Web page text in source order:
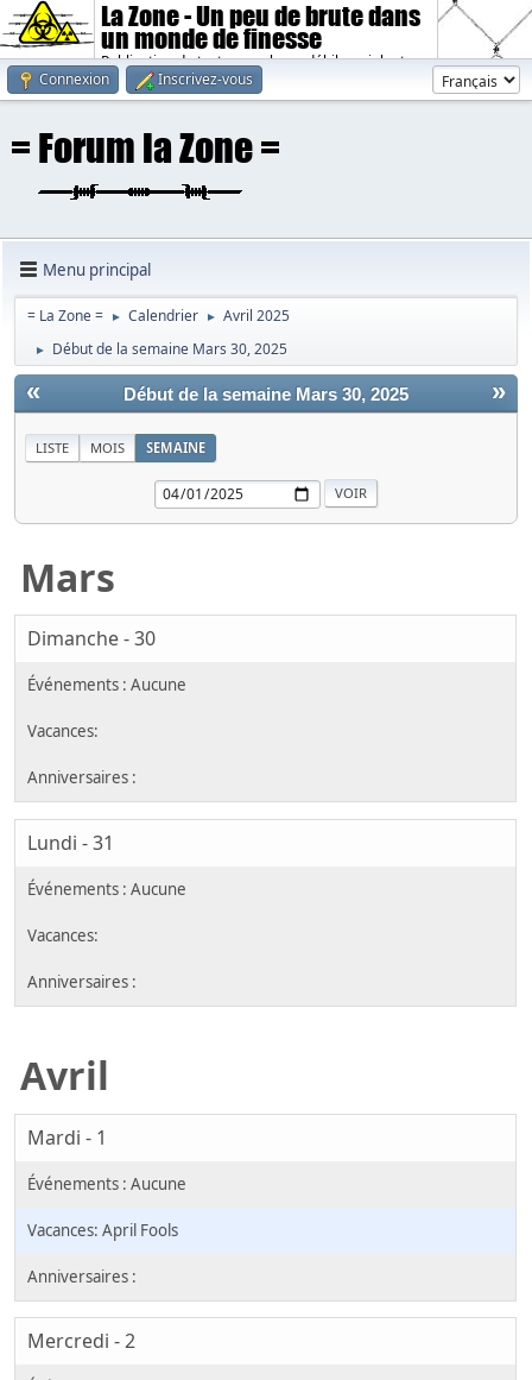
La Zone - Un peu de brute dans
un monde de finesse
Publication de textes sombres, débiles, violents.
Connexion
Inscrivez-vous
Menu principal
= La Zone = ► Calendrier ► Avril 2025
► Début de la semaine Mars 30, 2025
« »
Début de la semaine Mars 30, 2025
LISTE MOIS SEMAINE
Mars
Dimanche - 30
Lundi - 31
Avril
Mardi - 1
April Fools
Mercredi - 2